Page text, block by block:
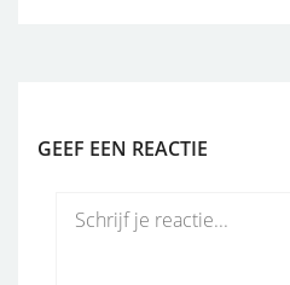
GEEF EEN REACTIE